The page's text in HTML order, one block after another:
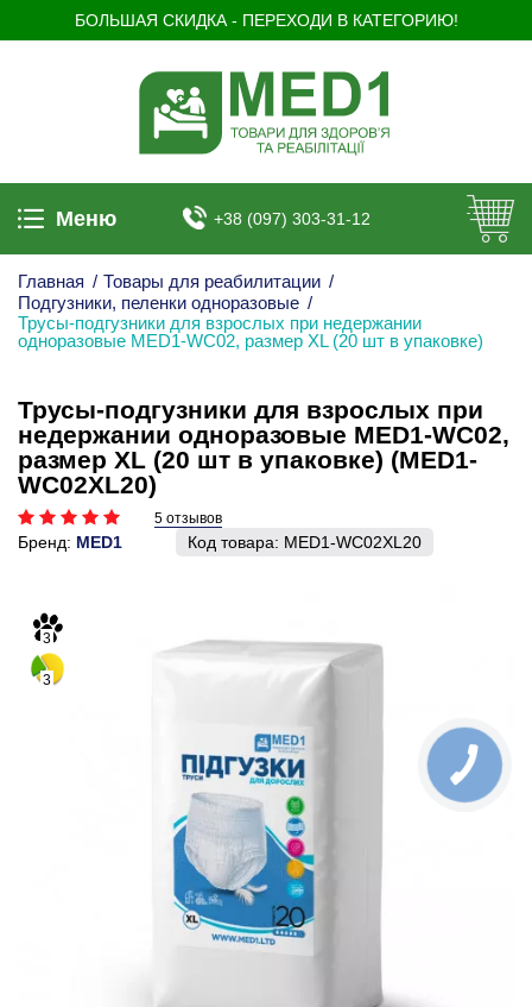
БОЛЬШАЯ СКИДКА - ПЕРЕХОДИ В КАТЕГОРИЮ!
Меню +38 (097) 303-31-12
Главная / Товары для реабилитации /
Подгузники, пеленки одноразовые /
Трусы-подгузники для взрослых при недержании
одноразовые MED1-WC02, размер XL (20 шт в упаковке)
Трусы-подгузники для взрослых при
недержании одноразовые MED1-WC02,
размер XL (20 шт в упаковке) (MED1-
WC02XL20)
5 отзывов
Бренд: MED1 Код товара: MED1-WC02XL20
3
3